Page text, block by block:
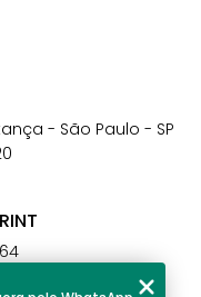
- São Paulo - SP